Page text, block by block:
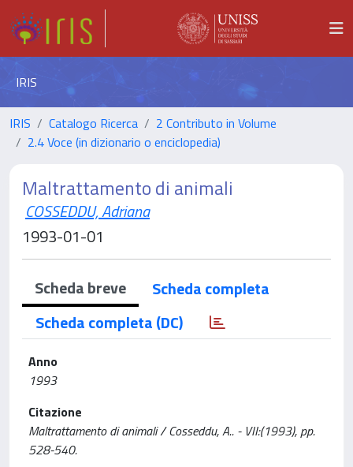
IRIS
IRIS Catalogo Ricerca
2 Contributo in Volume
2.4 Voce (in dizionario o enciclopedia)
Maltrattamento di animali
COSSEDDU, Adriana
1993-01-01
Scheda breve
Scheda completa
Scheda completa (DC)
Anno
1993
Citazione
Maltrattamento di animali / Cosseddu, A.. - VII:(1993), pp.
528-540.